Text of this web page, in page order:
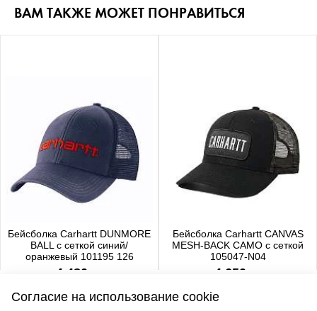
ВАМ ТАКЖЕ МОЖЕТ ПОНРАВИТЬСЯ
Бейсболка Carhartt DUNMORE
BALL с сеткой синий/
оранжевый 101195 126
4 480 р.
Бейсболка Carhartt CANVAS
MESH-BACK CAMO с сеткой
105047-N04
4 650 р.
Согласие на использование cookie